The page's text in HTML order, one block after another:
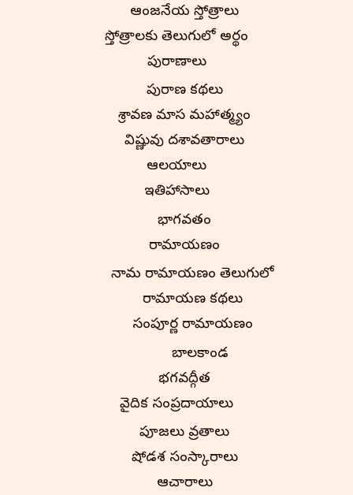
ఆంజనేయ స్తోత్రాలు
స్తోత్రాలకు తెలుగులో అర్థం
పురాణాలు
పురాణ కథలు
శ్రావణ మాస మహాత్మ్యం
విష్ణువు దశావతారాలు
ఆలయాలు
ఇతిహాసాలు
భాగవతం
రామాయణం
నామ రామాయణం తెలుగులో
రామాయణ కథలు
సంపూర్ణ రామాయణం
బాలకాండ
భగవద్గీత
వైదిక సంప్రదాయాలు
పూజలు వ్రతాలు
షోడశ సంస్కారాలు
ఆచారాలు